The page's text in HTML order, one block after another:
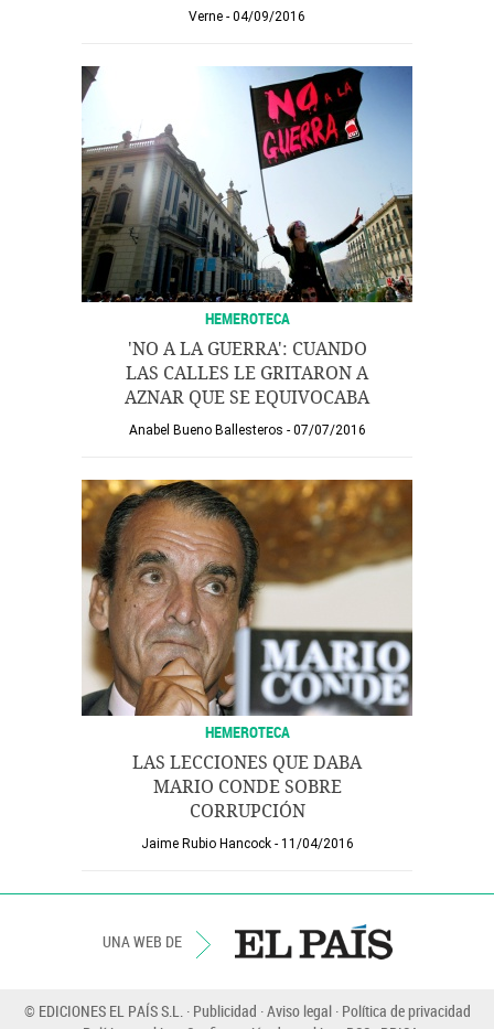
Verne 04/09/2016
HEMEROTECA
'NO A LA GUERRA': CUANDO
LAS CALLES LE GRITARON A
AZNAR QUE SE EQUIVOCABA
Anabel Bueno Ballesteros 07/07/2016
HEMEROTECA
LAS LECCIONES QUE DABA
MARIO CONDE SOBRE
CORRUPCIÓN
Jaime Rubio Hancock 11/04/2016
UNA WEB DE
© EDICIONES EL PAÍS S.L. Publicidad Aviso legal Política de privacidad